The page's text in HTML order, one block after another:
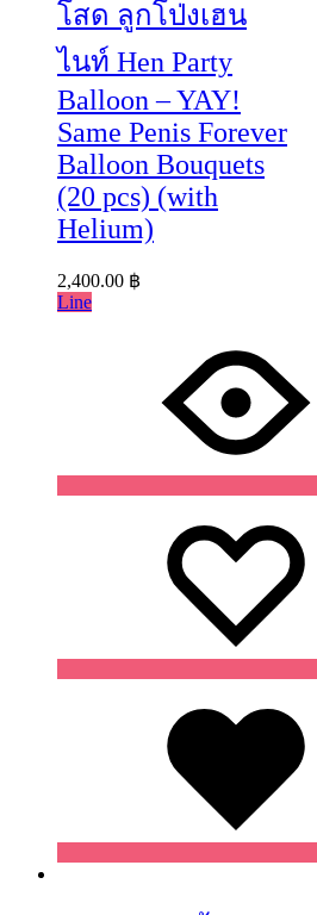
โสด ลูกโป่งเฮน
ไนท์ Hen Party
Balloon – YAY!
Same Penis Forever
Balloon Bouquets
(20 pcs) (with
Helium)
2,400.00 ฿
Line